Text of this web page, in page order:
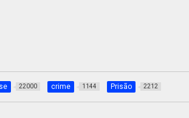
22000 crime 1144 Prisão 2212